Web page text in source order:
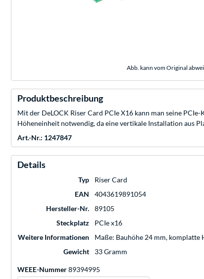
Abb. kann vom Original
Produktbeschreibung
Mit der DeLOCK Riser Card PCIe X16 kann man seine
Höheneinheit notwendig, da eine vertikale Installation aus
Art.-Nr.: 1247847
Details
Typ
Riser Card
EAN
4043619891054
Hersteller-Nr.
89105
Steckplatz
PCIe x16
Weitere Informationen
Maße: Bauhöhe 24 mm, komplatte
Gewicht
33 Gramm
WEEE-Nummer89394995